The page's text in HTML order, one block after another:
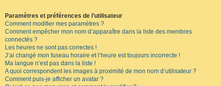
Paramètres et préférences de l’utilisateur
Comment modifier mes paramètres ?
Comment empêcher mon nom d’apparaître dans la liste des membres
connectés ?
Les heures ne sont pas correctes !
J’ai changé mon fuseau horaire et l’heure est toujours incorrecte !
Ma langue n’est pas dans la liste !
A quoi correspondent les images à proximité de mon nom d’utilisateur ?
Comment puis-je afficher un avatar ?